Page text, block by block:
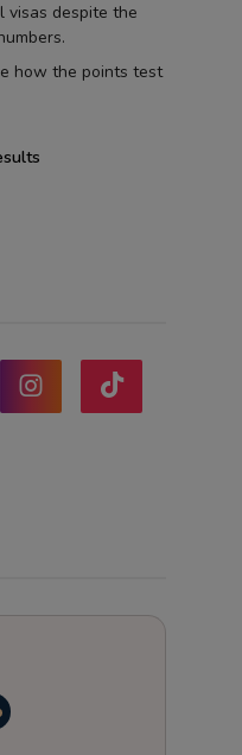
visas despite the
how the points test